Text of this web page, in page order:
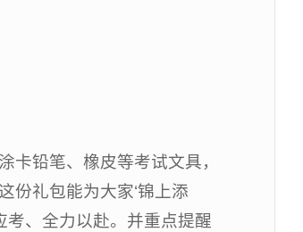
铅笔、橡皮等考试文具，
份礼包能为大家‘锦上添
考、全力以赴。并重点提醒